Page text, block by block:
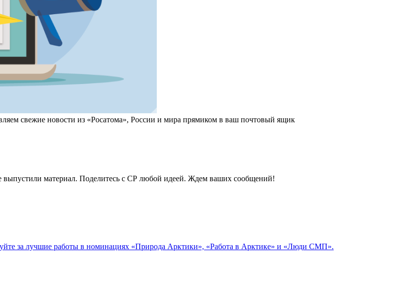
свежие новости из «Росатома», России и мира прямиком в ваш почтовый ящик
выпустили материал. Поделитесь с СР любой идеей. Ждем ваших сообщений!
за лучшие работы в номинациях «Природа Арктики», «Работа в Арктике» и «Люди СМП».